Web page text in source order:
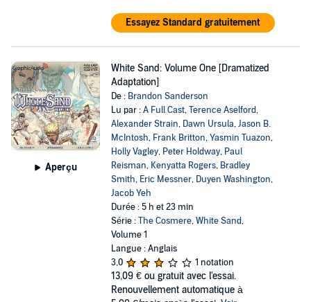
Essayez Standard gratuitement
Aperçu
White Sand: Volume One [Dramatized
Adaptation]
De : Brandon Sanderson
Lu par :A Full Cast,Terence Aselford,
Alexander Strain, Dawn Ursula,Jason B.
McIntosh, Frank Britton,Yasmin Tuazon,
Holly Vagley, Peter Holdway, Paul
Reisman, Kenyatta Rogers, Bradley
Smith, Eric Messner, Duyen Washington,
Jacob Yeh
Durée : 5 h et 23 min
Série :The Cosmere,White Sand,
Volume 1
Langue : Anglais
3,0
1 notation
13,09 € ou gratuit avec l'essai.
Renouvellement automatique à